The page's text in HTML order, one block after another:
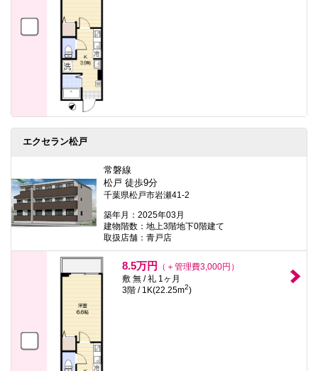
エクセラン松戸
常磐線
松戸 徒歩9分
千葉県松戸市岩瀬41-2
築年月：2025年03月
建物階数：地上3階地下0階建て
取扱店舗：青戸店
8.5万円
（＋管理費3,000円）
敷 無 / 礼 1ヶ月
3階 / 1K(22.25m2)